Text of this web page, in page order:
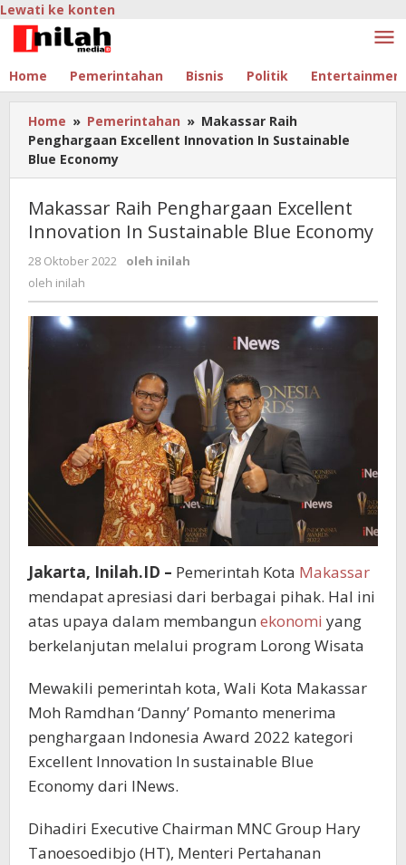
Lewati ke konten
Home Pemerintahan Bisnis Politik
Home » Pemerintahan » Makassar Raih
Penghargaan Excellent Innovation In Sustainable
Blue Economy
Makassar Raih Penghargaan Excellent
Innovation In Sustainable Blue Economy
28 Oktober 2022 oleh inilah
oleh inilah
Jakarta, Inilah.ID – Pemerintah Kota Makassar
mendapat apresiasi dari berbagai pihak. Hal ini
atas upaya dalam membangun ekonomi yang
berkelanjutan melalui program Lorong Wisata
Mewakili pemerintah kota, Wali Kota Makassar
Moh Ramdhan ‘Danny’ Pomanto menerima
penghargaan Indonesia Award 2022 kategori
Excellent Innovation In sustainable Blue
Economy dari INews.
Dihadiri Executive Chairman MNC Group Hary
Tanoesoedibjo (HT), Menteri Pertahanan